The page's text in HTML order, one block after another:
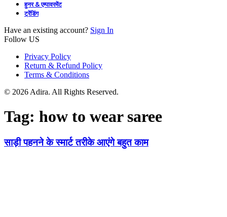
हुनर & एम्पावरमेंट
ट्रेंडिंग
Have an existing account? Sign In
Follow US
Privacy Policy
Return & Refund Policy
Terms & Conditions
© 2026 Adira. All Rights Reserved.
Tag: how to wear saree
साड़ी पहनने के स्मार्ट तरीके आएंगे बहुत काम